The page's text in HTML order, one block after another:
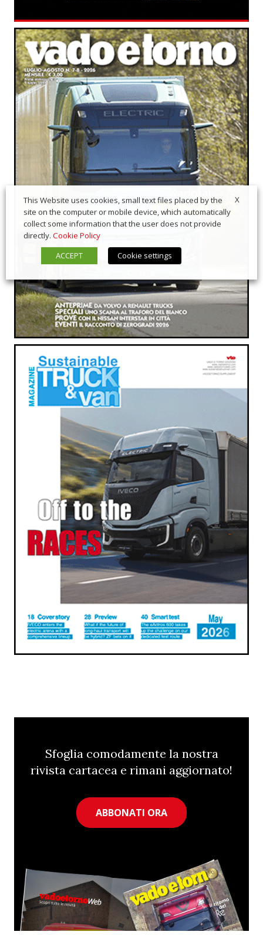
Sfoglia comodamente la nostra
rivista cartacea e rimani aggiornato!
ABBONATI ORA
X
This Website uses cookies, small text files placed by the
site on the computer or mobile device, which automatically
collect some information that the user does not provide
directly. Cookie Policy
ACCEPT
Cookie settings